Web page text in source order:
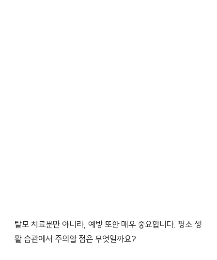
탈모 치료뿐만 아니라, 예방 또한 매우 중요합니다. 평소 생
활 습관에서 주의할 점은 무엇일까요?